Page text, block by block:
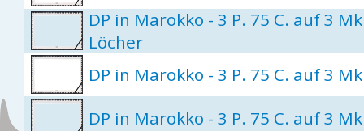
DP in Marokko - 3 P. 75 C. auf 3
Löcher
DP in Marokko - 3 P. 75 C. auf 3
DP in Marokko - 3 P. 75 C. auf 3